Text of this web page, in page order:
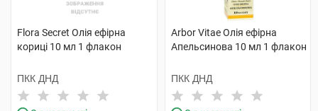
Flora Secret Олія ефірна
кориці 10 мл 1 флакон
ПКК ДНД
Arbor Vitae Олія ефірна
Апельсинова 10 мл 1 флакон
ПКК ДНД